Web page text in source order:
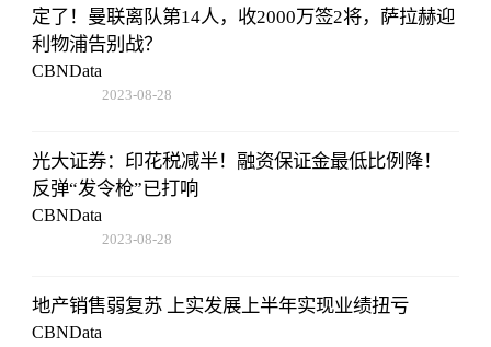
定了！曼联离队第14人，收2000万签2将，萨拉赫迎
利物浦告别战？
CBNData
2023-08-28
光大证券：印花税减半！融资保证金最低比例降！
反弹“发令枪”已打响
CBNData
2023-08-28
地产销售弱复苏 上实发展上半年实现业绩扭亏
CBNData